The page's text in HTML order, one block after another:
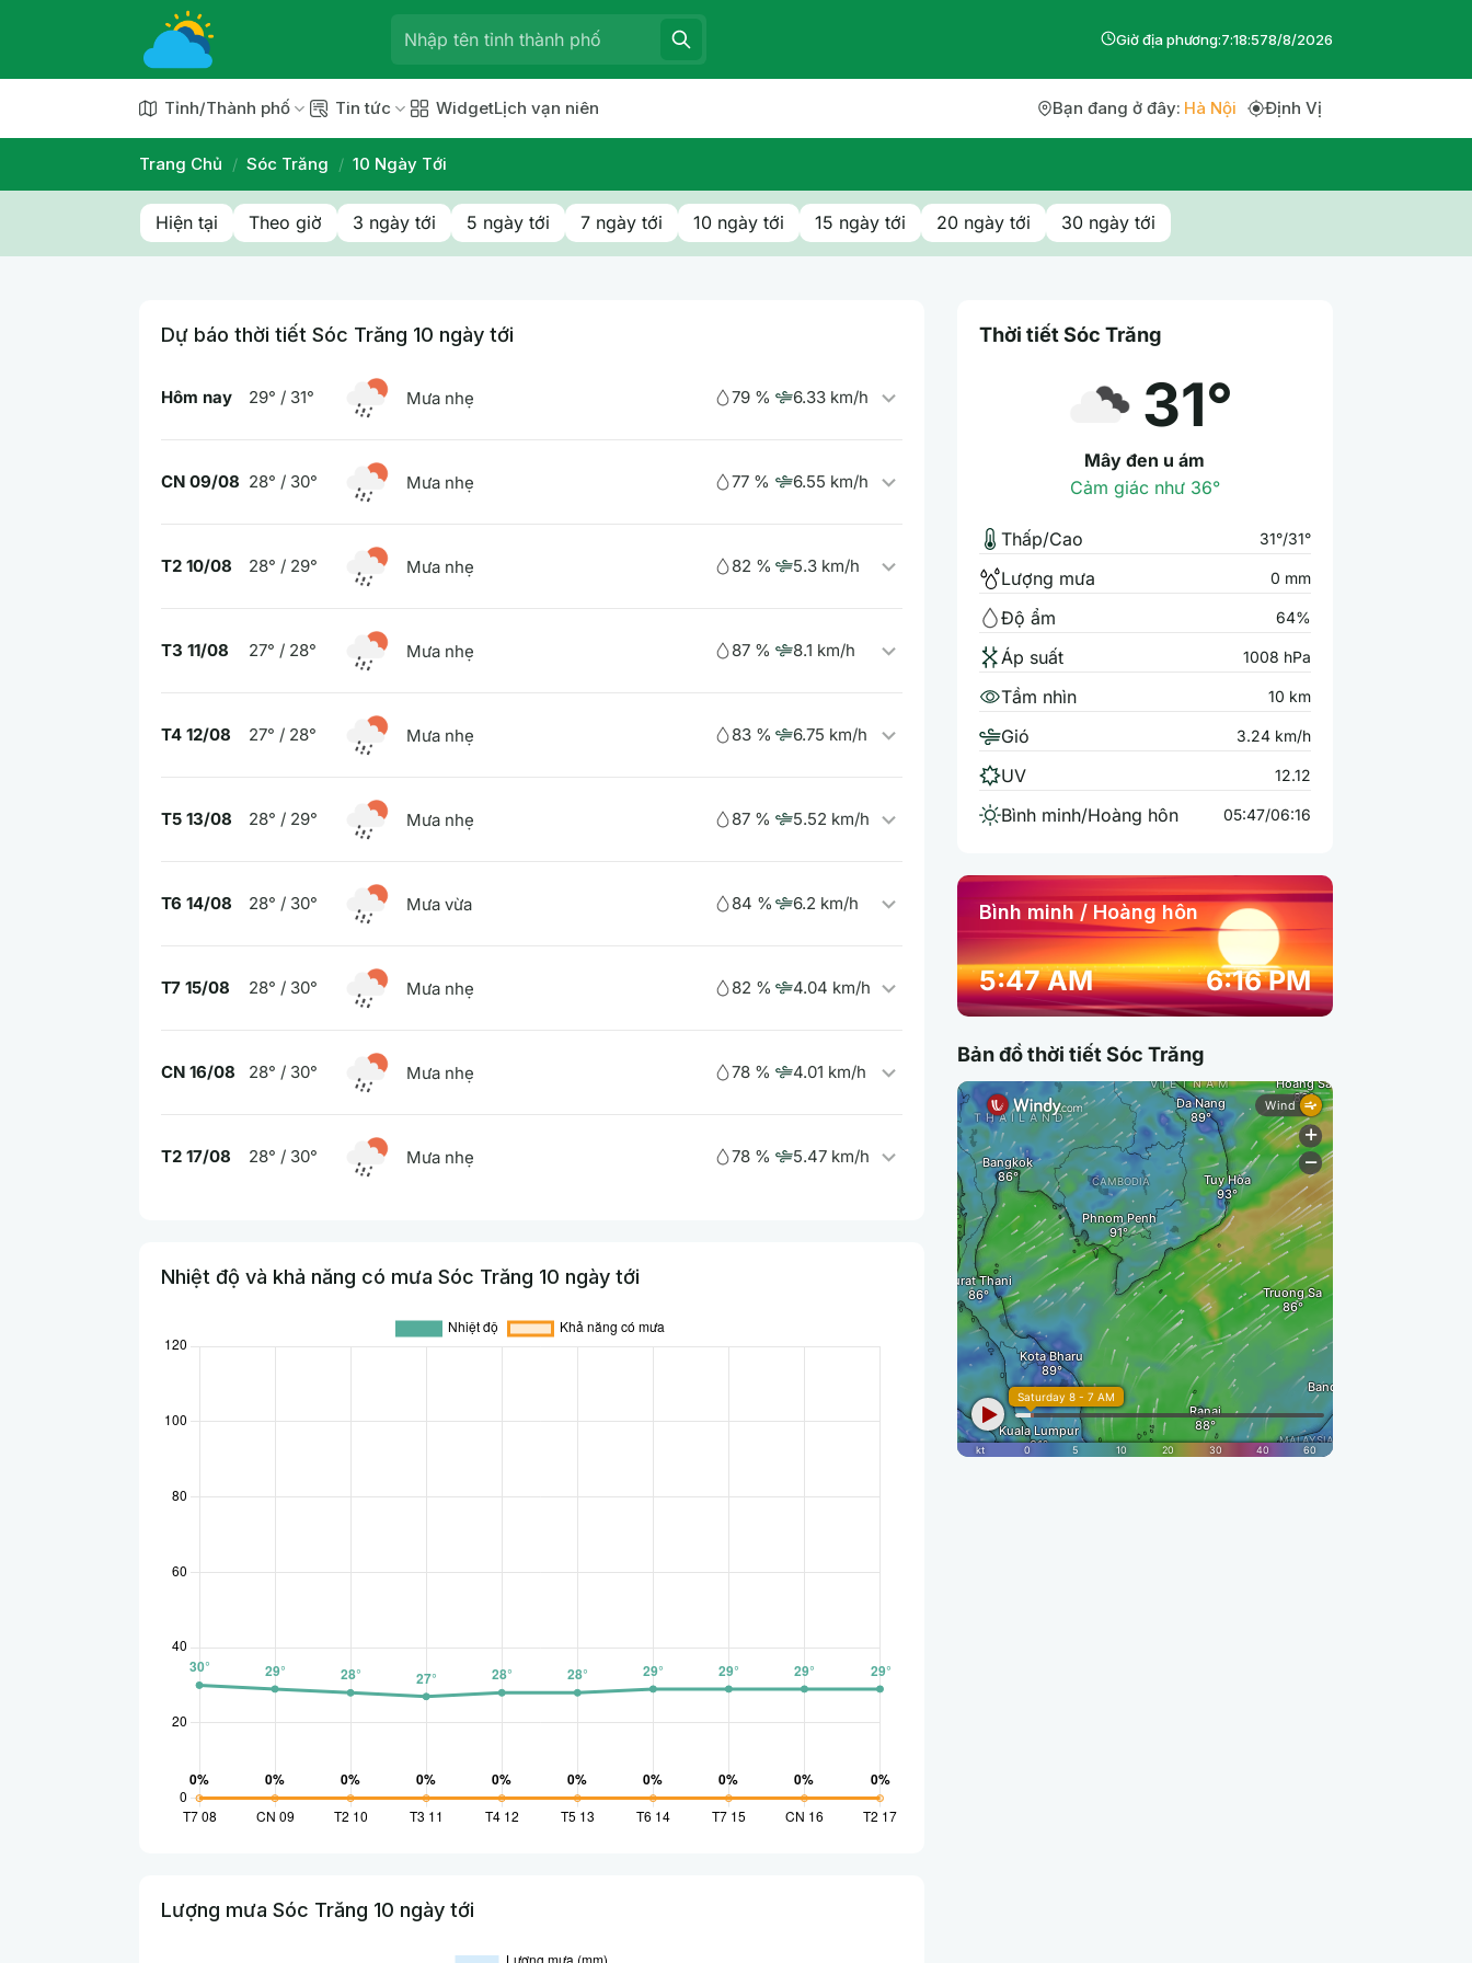
Giờ địa phương:7:18:578/8/2026
Tỉnh/Thành phố Tin tức WidgetLịch vạn niên Bạn đang ở đây: Hà Nội Định Vị
Trang Chủ / Sóc Trăng / 10 Ngày Tới
Hiện tại Theo giờ 3 ngày tới 5 ngày tới 7 ngày tới 10 ngày tới 15 ngày tới 20 ngày tới 30 ngày tới
Dự báo thời tiết Sóc Trăng 10 ngày tới
Hôm nay 29° / 31° Mưa nhẹ 79 % 6.33 km/h
CN 09/08 28° / 30° Mưa nhẹ 77 % 6.55 km/h
T2 10/08 28° / 29° Mưa nhẹ 82 % 5.3 km/h
T3 11/08 27° / 28° Mưa nhẹ 87 % 8.1 km/h
T4 12/08 27° / 28° Mưa nhẹ 83 % 6.75 km/h
T5 13/08 28° / 29° Mưa nhẹ 87 % 5.52 km/h
T6 14/08 28° / 30° Mưa vừa 84 % 6.2 km/h
T7 15/08 28° / 30° Mưa nhẹ 82 % 4.04 km/h
CN 16/08 28° / 30° Mưa nhẹ 78 % 4.01 km/h
T2 17/08 28° / 30° Mưa nhẹ 78 % 5.47 km/h
Nhiệt độ và khả năng có mưa Sóc Trăng 10 ngày tới
Lượng mưa Sóc Trăng 10 ngày tới
Thời tiết Sóc Trăng
31°
Mây đen u ám
Cảm giác như 36°
Thấp/Cao 31°/31°
Lượng mưa 0 mm
Độ ẩm 64%
Áp suất 1008 hPa
Tầm nhìn 10 km
Gió 3.24 km/h
UV 12.12
Bình minh/Hoàng hôn 05:47/06:16
Bình minh / Hoàng hôn
5:47 AM 6:16 PM
Bản đồ thời tiết Sóc Trăng